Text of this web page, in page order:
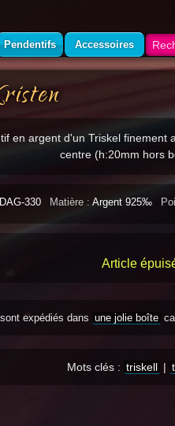
en argent d'un Triskel finement
centre (h:20mm hors
330 Matière : Argent 925‰
Article
expédiés dans une jolie boîte
Mots clés : triskell |
Pendentifs Accessoires